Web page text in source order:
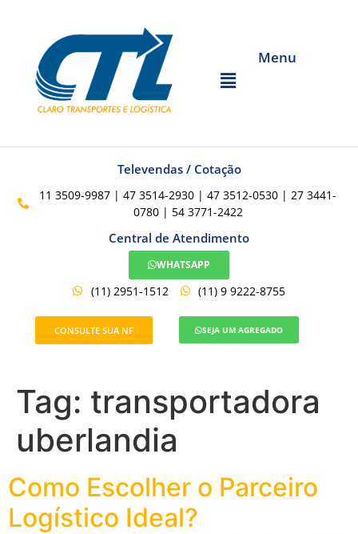
Menu
Televendas / Cotação
11 3509-9987 | 47 3514-2930 | 47 3512-0530 | 27 3441-
0780 | 54 3771-2422
Central de Atendimento
WHATSAPP
(11) 2951-1512 (11) 9 9222-8755
CONSULTE SUA NF SEJA UM AGREGADO
Tag: transportadora
uberlandia
Como Escolher o Parceiro
Logístico Ideal?